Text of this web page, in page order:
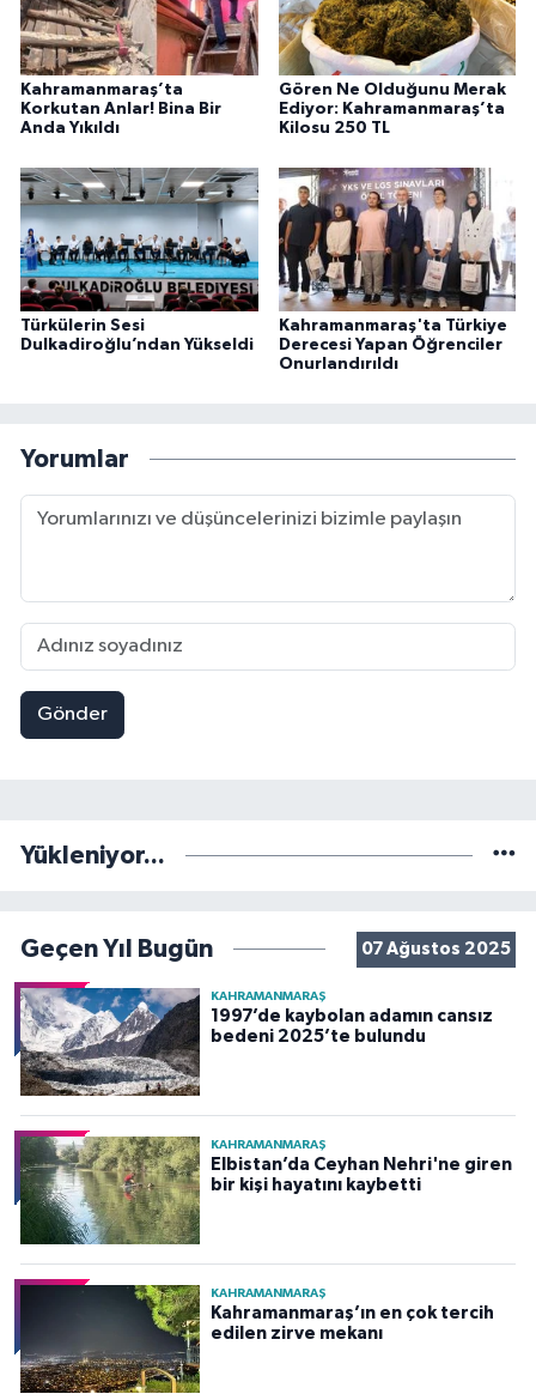
Kahramanmaraş’ta
Korkutan Anlar! Bina Bir
Anda Yıkıldı
Gören Ne Olduğunu Merak
Ediyor: Kahramanmaraş’ta
Kilosu 250 TL
Türkülerin Sesi
Dulkadiroğlu’ndan Yükseldi
Kahramanmaraş'ta Türkiye
Derecesi Yapan Öğrenciler
Onurlandırıldı
Yorumlar
Gönder
Yükleniyor...
Geçen Yıl Bugün 07 Ağustos 2025
KAHRAMANMARAŞ
1997’de kaybolan adamın cansız
bedeni 2025’te bulundu
KAHRAMANMARAŞ
Elbistan’da Ceyhan Nehri'ne giren
bir kişi hayatını kaybetti
KAHRAMANMARAŞ
Kahramanmaraş’ın en çok tercih
edilen zirve mekanı